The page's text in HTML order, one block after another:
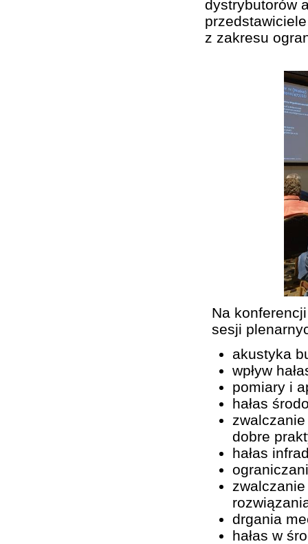
dystrybutorów
z zakresu
Na
sesji
akustyka
wpływ
pomiary i
hałas
dobre
hałas
drgania
hałas w